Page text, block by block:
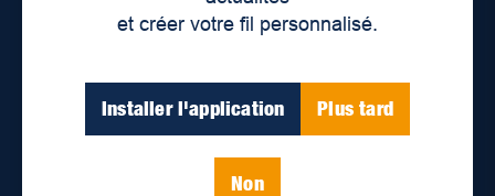
et créer votre fil personnalisé.
Installer l'application Plus tard
Non
Lieux de distribution
Nous joindre
Parutions numériques